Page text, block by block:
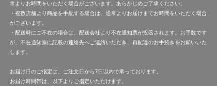
常よりお時間をいただく場合がございます。あらかじめご了承ください。
・複数店舗より商品を手配する場合は、通常よりお届けまでお時間をいただく場合
がございます。
・配送時にご不在の場合は、配送会社より不在通知票が投函されます。お手数です
が、不在通知票に記載の連絡先へご連絡いただき、再配達のお手続きをお願いいた
します。
お届け日のご指定は、ご注文日から7日以内で承っております。
お届け時間帯は、以下よりご指定いただけます。